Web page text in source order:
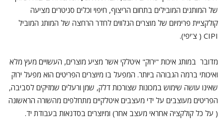
של המותגים המובילים בתחום הריצוף, חיפוי וכלים סניטרים מציעה
קולקציית פרימיום של מוצרים הנלווים לחדר הרחצה של המותג המוביל
CIPI ( צ'יפי).
מדובר במותג איכות "ירוק" איטלקי אשר מציע מוצרים, העשויים מעץ מלא
ואיכותי ברמה הגבוהה ביותר. המפעל בו מיוצרים הפריטים הוא מפעל ירוק
שאינו עושה שימוש במכונות שצורכות דלק, שמן ורעלים שמזיקים לסביבה,
הפריטים מעוצבים על ידי מעצבים איטלקיים מתחלפים מהשורה הראשונה
( על כל קולקציה אחראי מעצב אחר) ומיוצרים בסדנאות בעבודת יד.